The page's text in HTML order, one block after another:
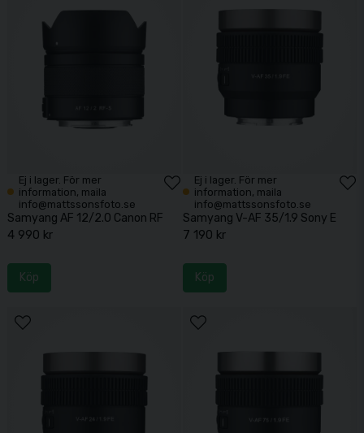
Ej i lager. För mer
information, maila
info@mattssonsfoto.se
Samyang AF 12/2.0 Canon RF
4 990 kr
Köp
Ej i lager. För mer
information, maila
info@mattssonsfoto.se
Samyang V-AF 35/1.9 Sony E
7 190 kr
Köp